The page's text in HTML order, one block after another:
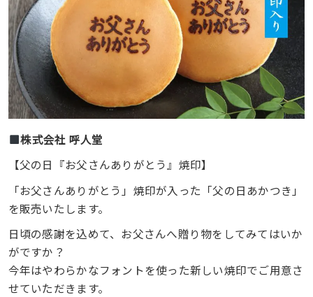
株式会社 呼人堂
【父の日『お父さんありがとう』焼印】
「お父さんありがとう」焼印が入った「父の日あかつき」
を販売いたします。
日頃の感謝を込めて、お父さんへ贈り物をしてみてはいか
がですか？
今年はやわらかなフォントを使った新しい焼印でご用意さ
せていただきます。